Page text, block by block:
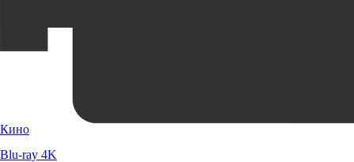
Кино
Blu-ray 4K